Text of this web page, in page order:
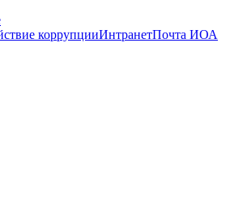
коррупцииИнтранетПочта ИОА